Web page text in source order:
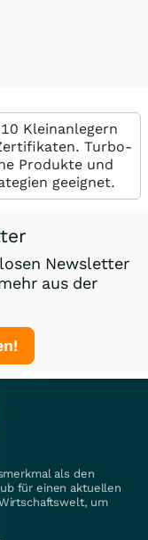
Kleinanlegern
Turbo-
Produkte und
geeignet.
Newsletter
aus der
als den
für einen aktuellen
um